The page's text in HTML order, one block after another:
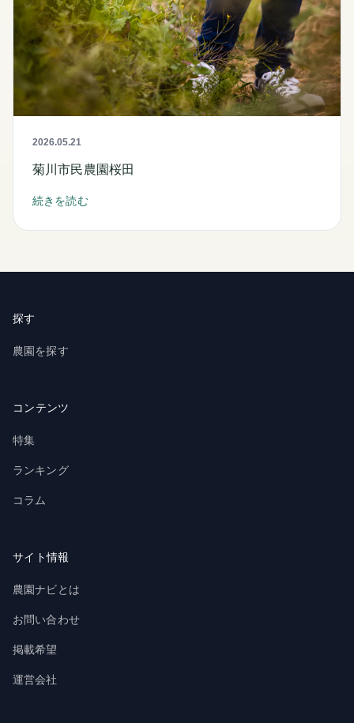
2026.05.21
菊川市民農園桜田
続きを読む
探す
農園を探す
コンテンツ
特集
ランキング
コラム
サイト情報
農園ナビとは
お問い合わせ
掲載希望
運営会社